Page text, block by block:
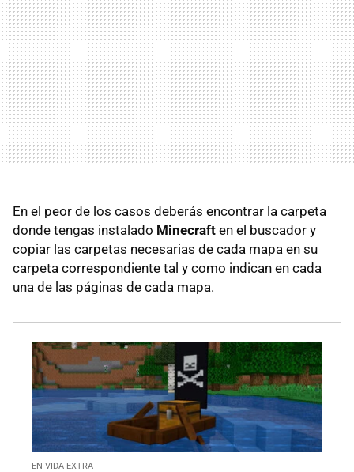
En el peor de los casos deberás encontrar la carpeta
donde tengas instalado Minecraft en el buscador y
copiar las carpetas necesarias de cada mapa en su
carpeta correspondiente tal y como indican en cada
una de las páginas de cada mapa.
EN VIDA EXTRA